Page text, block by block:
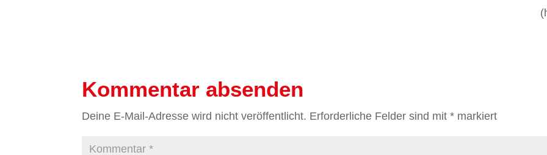
Kommentar absenden
Deine E-Mail-Adresse wird nicht veröffentlicht. Erforderliche Felder sind mit* markiert